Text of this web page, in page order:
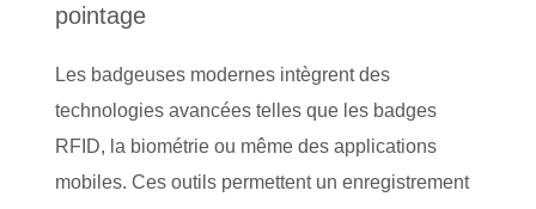
pointage
Les badgeuses modernes intègrent des
technologies avancées telles que les badges
RFID, la biométrie ou même des applications
mobiles. Ces outils permettent un enregistrement